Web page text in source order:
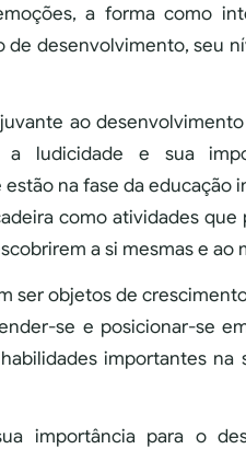
a forma como
desenvolvimento, seu
ao
ludicidade e sua
na fase da educação
como atividades que
a si mesmas e ao
ser objetos de
se e posicionar-se
importantes na
importância para o